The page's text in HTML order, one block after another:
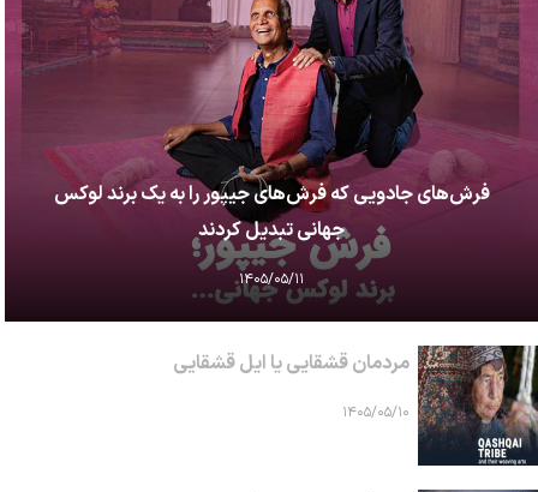
فرش‌های جادویی که فرش‌های جیپور را به یک برند لوکس
جهانی تبدیل کردند
۱۴۰۵/۰۵/۱۱
مردمان قشقایی یا ایل قشقایی
۱۴۰۵/۰۵/۱۰